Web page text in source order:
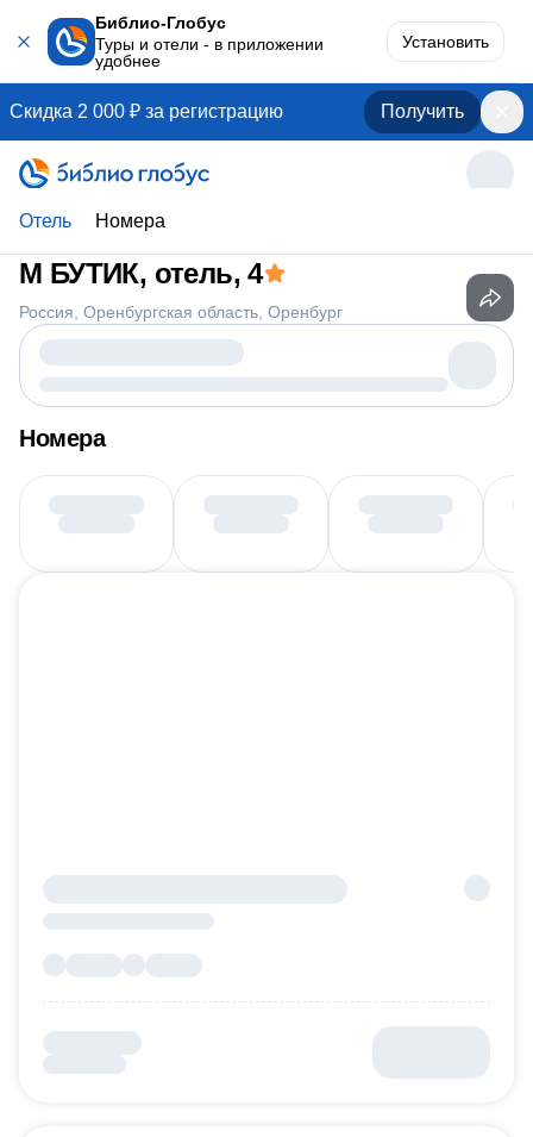
Библио-Глобус
Туры и отели - в приложении
удобнее
Установить
Скидка 2 000 ₽ за регистрацию Получить
Отель Номера
М БУТИК, отель, 4
Россия Оренбургская область Оренбург
Номера